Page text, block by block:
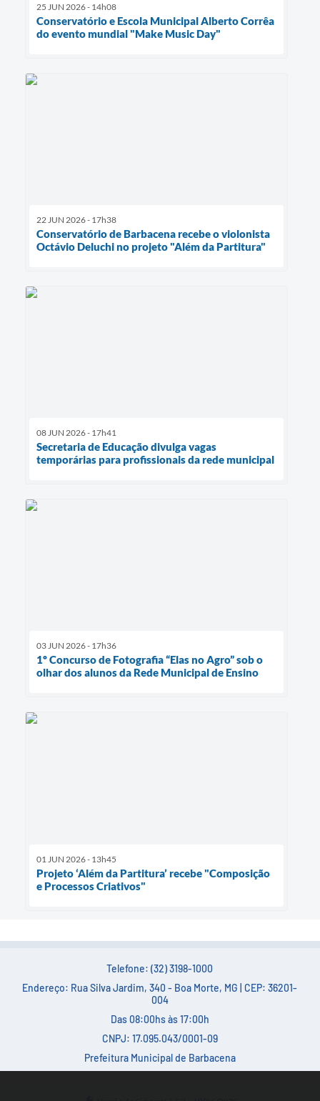
25 JUN 2026 - 14h08
Conservatório e Escola Municipal Alberto Corrêa
do evento mundial "Make Music Day"
22 JUN 2026 - 17h38
Conservatório de Barbacena recebe o violonista
Octávio Deluchi no projeto "Além da Partitura"
08 JUN 2026 - 17h41
Secretaria de Educação divulga vagas
temporárias para profissionais da rede municipal
03 JUN 2026 - 17h36
1º Concurso de Fotografia “Elas no Agro” sob o
olhar dos alunos da Rede Municipal de Ensino
01 JUN 2026 - 13h45
Projeto ‘Além da Partitura’ recebe "Composição
e Processos Criativos"
Telefone: (32) 3198-1000
Endereço: Rua Silva Jardim, 340 - Boa Morte, MG | CEP: 36201-
004
Das 08:00hs às 17:00h
CNPJ: 17.095.043/0001-09
Prefeitura Municipal de Barbacena